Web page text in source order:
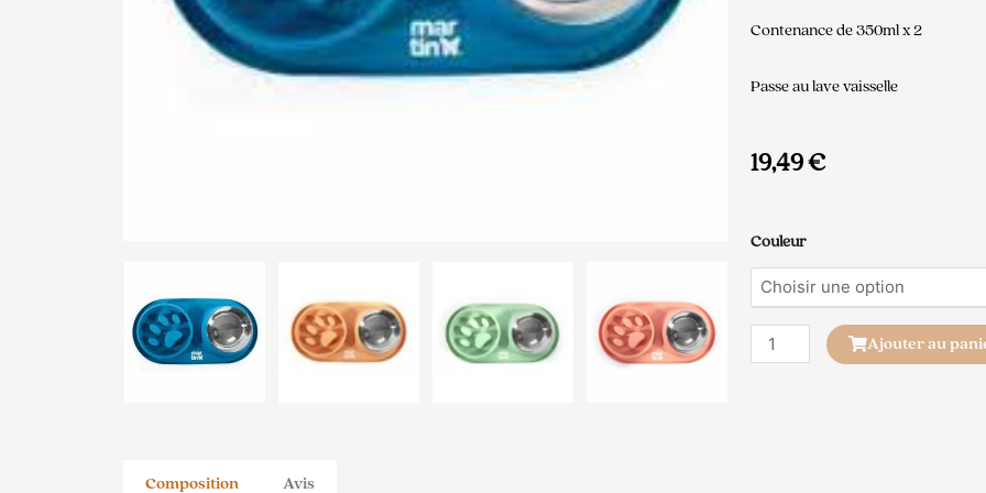
Contenance de 350ml x 2
Passe au lave vaisselle
19,49€
Couleur
quantité
de
Double
inox
et
Ajouter au
Composition Avis